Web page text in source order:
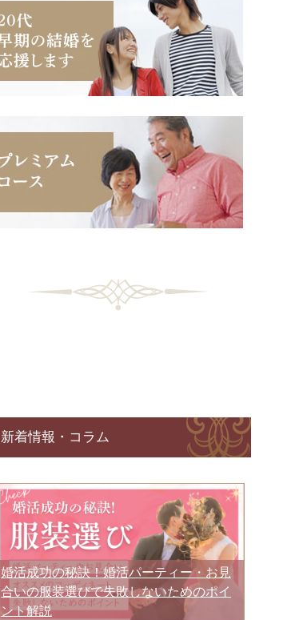
新着情報・コラム
婚活成功の秘訣！婚活パーティー・お見
合いの服装選びで失敗しないためのポイ
ント解説